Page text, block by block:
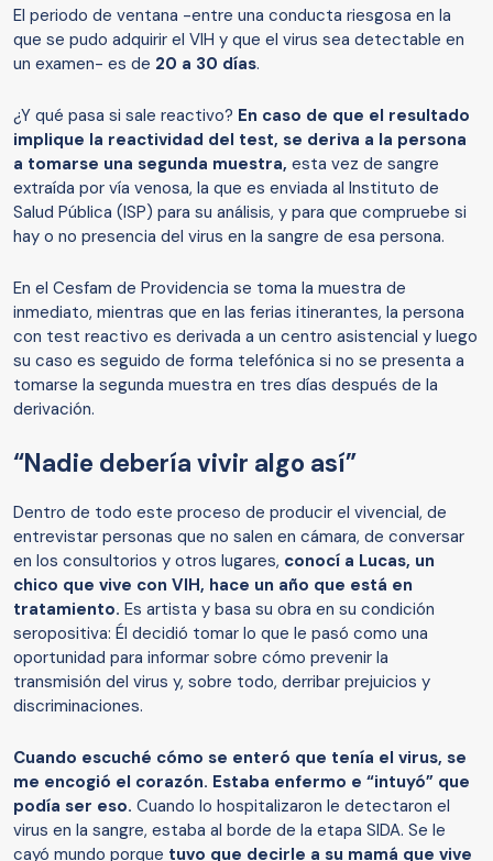
El periodo de ventana -entre una conducta riesgosa en la
que se pudo adquirir el VIH y que el virus sea detectable en
un examen- es de 20 a 30 días.
¿Y qué pasa si sale reactivo? En caso de que el resultado
implique la reactividad del test, se deriva a la persona
a tomarse una segunda muestra, esta vez de sangre
extraída por vía venosa, la que es enviada al Instituto de
Salud Pública (ISP) para su análisis, y para que compruebe si
hay o no presencia del virus en la sangre de esa persona.
En el Cesfam de Providencia se toma la muestra de
inmediato, mientras que en las ferias itinerantes, la persona
con test reactivo es derivada a un centro asistencial y luego
su caso es seguido de forma telefónica si no se presenta a
tomarse la segunda muestra en tres días después de la
derivación.
“Nadie debería vivir algo así”
Dentro de todo este proceso de producir el vivencial, de
entrevistar personas que no salen en cámara, de conversar
en los consultorios y otros lugares, conocí a Lucas, un
chico que vive con VIH, hace un año que está en
tratamiento. Es artista y basa su obra en su condición
seropositiva: Él decidió tomar lo que le pasó como una
oportunidad para informar sobre cómo prevenir la
transmisión del virus y, sobre todo, derribar prejuicios y
discriminaciones.
Cuando escuché cómo se enteró que tenía el virus, se
me encogió el corazón. Estaba enfermo e “intuyó” que
podía ser eso. Cuando lo hospitalizaron le detectaron el
virus en la sangre, estaba al borde de la etapa SIDA. Se le
cayó mundo porque tuvo que decirle a su mamá que vive